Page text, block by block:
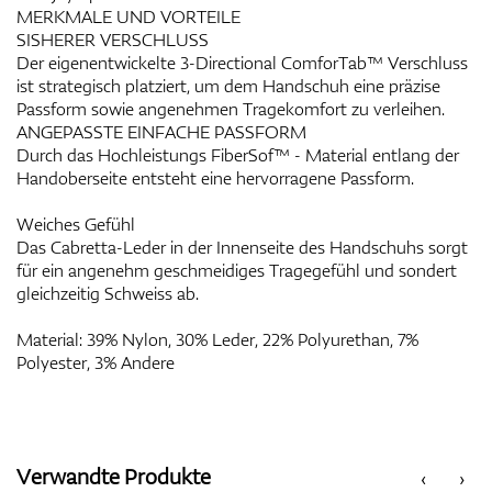
MERKMALE UND VORTEILE
SISHERER VERSCHLUSS
Der eigenentwickelte 3-Directional ComforTab™ Verschluss
ist strategisch platziert, um dem Handschuh eine präzise
Passform sowie angenehmen Tragekomfort zu verleihen.
ANGEPASSTE EINFACHE PASSFORM
Durch das Hochleistungs FiberSof™ - Material entlang der
Handoberseite entsteht eine hervorragene Passform.
Weiches Gefühl
Das Cabretta-Leder in der Innenseite des Handschuhs sorgt
für ein angenehm geschmeidiges Tragegefühl und sondert
gleichzeitig Schweiss ab.
Material: 39% Nylon, 30% Leder, 22% Polyurethan, 7%
Polyester, 3% Andere
‹
Verwandte Produkte ›